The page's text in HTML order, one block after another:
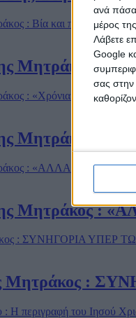
ανά πάσα
μέρος
Λάβετε
Google
σας στην
Μητράκος : Βία
Μητράκος :
Μητράκος :
Μητράκος